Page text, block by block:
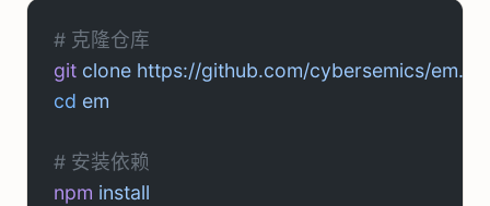
# 克隆仓库
git clone https://github.com/cybersemics/em.git
cd em
# 安装依赖
npm install